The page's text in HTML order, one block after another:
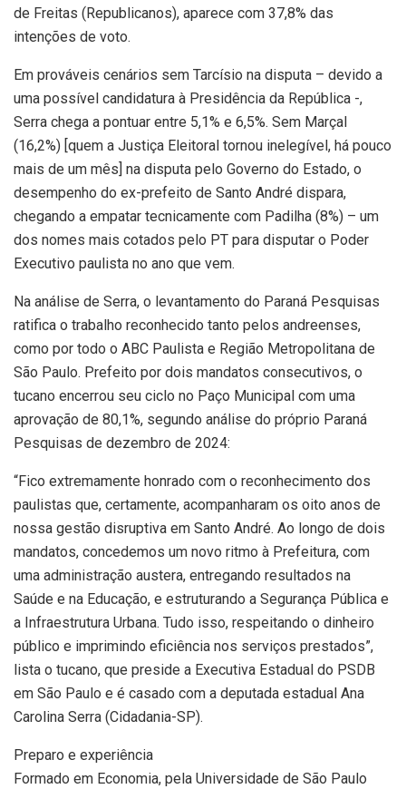
de Freitas (Republicanos), aparece com 37,8% das
intenções de voto.
Em prováveis cenários sem Tarcísio na disputa – devido a
uma possível candidatura à Presidência da República -,
Serra chega a pontuar entre 5,1% e 6,5%. Sem Marçal
(16,2%) [quem a Justiça Eleitoral tornou inelegível, há pouco
mais de um mês] na disputa pelo Governo do Estado, o
desempenho do ex-prefeito de Santo André dispara,
chegando a empatar tecnicamente com Padilha (8%) – um
dos nomes mais cotados pelo PT para disputar o Poder
Executivo paulista no ano que vem.
Na análise de Serra, o levantamento do Paraná Pesquisas
ratifica o trabalho reconhecido tanto pelos andreenses,
como por todo o ABC Paulista e Região Metropolitana de
São Paulo. Prefeito por dois mandatos consecutivos, o
tucano encerrou seu ciclo no Paço Municipal com uma
aprovação de 80,1%, segundo análise do próprio Paraná
Pesquisas de dezembro de 2024:
“Fico extremamente honrado com o reconhecimento dos
paulistas que, certamente, acompanharam os oito anos de
nossa gestão disruptiva em Santo André. Ao longo de dois
mandatos, concedemos um novo ritmo à Prefeitura, com
uma administração austera, entregando resultados na
Saúde e na Educação, e estruturando a Segurança Pública e
a Infraestrutura Urbana. Tudo isso, respeitando o dinheiro
público e imprimindo eficiência nos serviços prestados”,
lista o tucano, que preside a Executiva Estadual do PSDB
em São Paulo e é casado com a deputada estadual Ana
Carolina Serra (Cidadania-SP).
Preparo e experiência
Formado em Economia, pela Universidade de São Paulo